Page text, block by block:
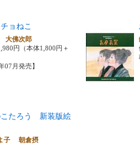
ョねこ
大佛次郎
円（本体1,800円＋
07月発売】
こたろう 新装版絵
子 朝倉摂